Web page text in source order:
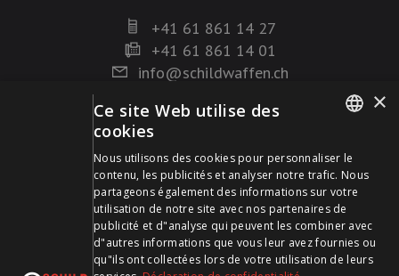
+41 61 861 14 27
+41 61 861 14 01
info@schildwaffen.ch
Mode de paiement
Visitez-nous sur les médias sociaux et restez à jour !
FRENCH
×
Ce site Web utilise des
cookies
Nous utilisons des cookies pour personnaliser le
contenu, les publicités et analyser notre trafic. Nous
partageons également des informations sur votre
utilisation de notre site avec nos partenaires de
publicité et d"analyse qui peuvent les combiner avec
d"autres informations que vous leur avez fournies ou
qu"ils ont collectées lors de votre utilisation de leurs